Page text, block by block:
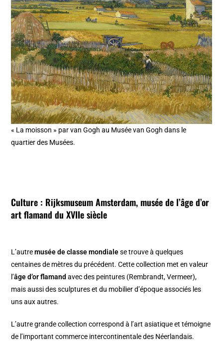
« La moisson » par van Gogh au Musée van Gogh dans le
quartier des Musées.
Culture : Rijksmuseum Amsterdam, musée de l’âge d’or
art flamand du XVIIe siècle
L’autremusée de classe mondialese trouve à quelques
centaines de mètres du précédent. Cette collection met en valeur
l’âge d’or flamand avec des peintures (Rembrandt, Vermeer),
mais aussi des sculptures et du mobilier d’époque associés les
uns aux autres.
L’autre grande collection correspond à l’art asiatique et témoigne
de l’important commerce intercontinentale des Néerlandais.